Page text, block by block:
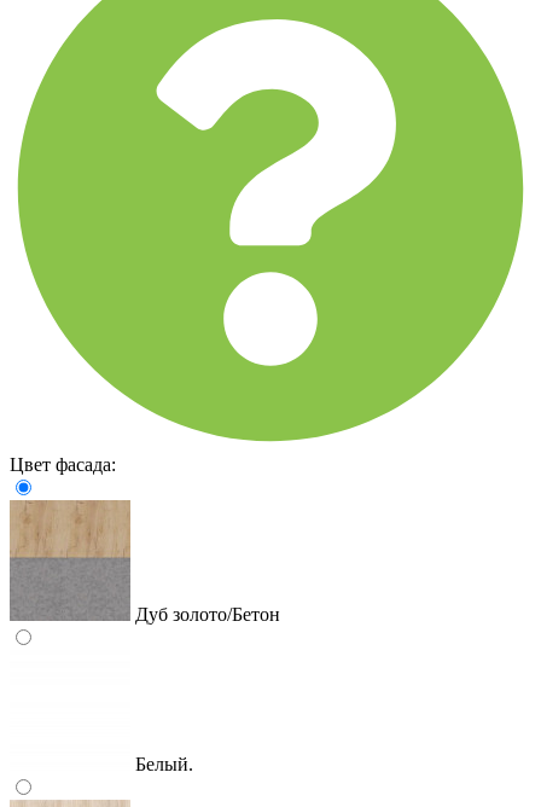
Цвет фасада:
Дуб золото/Бетон
Белый.